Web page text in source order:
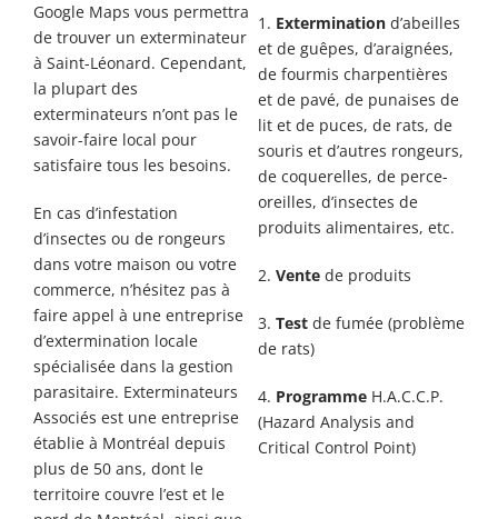
Google Maps vous permettra
de trouver un exterminateur
à Saint-Léonard. Cependant,
la plupart des
exterminateurs n’ont pas le
savoir-faire local pour
satisfaire tous les besoins.
En cas d’infestation
d’insectes ou de rongeurs
dans votre maison ou votre
commerce, n’hésitez pas à
faire appel à une entreprise
d’extermination locale
spécialisée dans la gestion
parasitaire. Exterminateurs
Associés est une entreprise
établie à Montréal depuis
plus de 50 ans, dont le
territoire couvre l’est et le
1. Exterminationd’abeilles
et de guêpes, d’araignées,
de fourmis charpentières
et de pavé, de punaises de
lit et de puces, de rats, de
souris et d’autres rongeurs,
de coquerelles, de perce-
oreilles, d’insectes de
produits alimentaires, etc.
2. Ventede produits
3. Testde fumée (problème
de rats)
4. ProgrammeH.A.C.C.P.
(Hazard Analysis and
Critical Control Point)